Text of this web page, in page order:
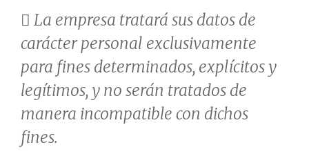
 La empresa tratará sus datos de
carácter personal exclusivamente
para fines determinados, explícitos y
legítimos, y no serán tratados de
manera incompatible con dichos
fines.